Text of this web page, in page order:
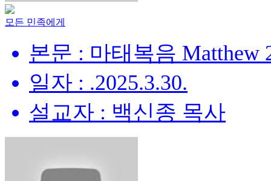
모든 민족에게
본문 : 마태복음 Matthew
일자 : .2025.3.30.
설교자 : 백신종 목사